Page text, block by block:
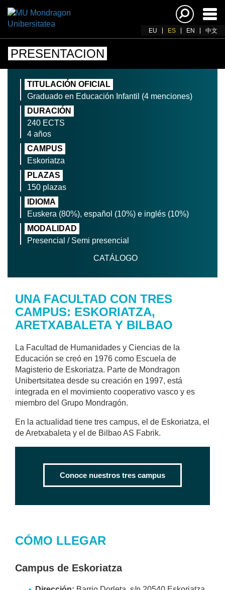
EU ES EN 中文
PRESENTACION
TITULACIÓN OFICIAL
Graduado en Educación Infantil (4 menciones)
DURACIÓN
240 ECTS
4 años
CAMPUS
Eskoriatza
PLAZAS
150 plazas
IDIOMA
Euskera (80%), español (10%) e inglés (10%)
MODALIDAD
Presencial / Semi presencial
CATÁLOGO
UNA FACULTAD CON TRES
CAMPUS: ESKORIATZA,
ARETXABALETA Y BILBAO
La Facultad de Humanidades y Ciencias de la
Educación se creó en 1976 como Escuela de
Magisterio de Eskoriatza. Parte de Mondragon
Unibertsitatea desde su creación en 1997, está
integrada en el movimiento cooperativo vasco y es
miembro del Grupo Mondragón.
En la actualidad tiene tres campus, el de Eskoriatza, el
de Aretxabaleta y el de Bilbao AS Fabrik.
Conoce nuestros tres campus
CÓMO LLEGAR
Campus de Eskoriatza